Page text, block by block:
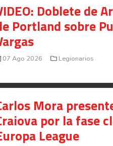
Doblete de
Portland sobre
07 Ago 2026 Legionarios
Mora
por la fase
League